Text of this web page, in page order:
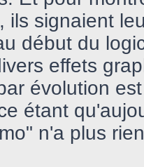
ils signaient
début du
effets
évolution
étant
n'a plus